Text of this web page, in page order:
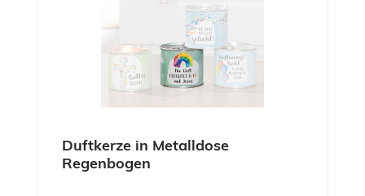
Duftkerze in Metalldose
Regenbogen